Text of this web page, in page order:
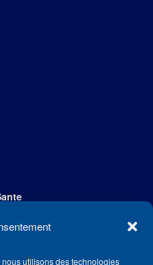
utilisons des technologies